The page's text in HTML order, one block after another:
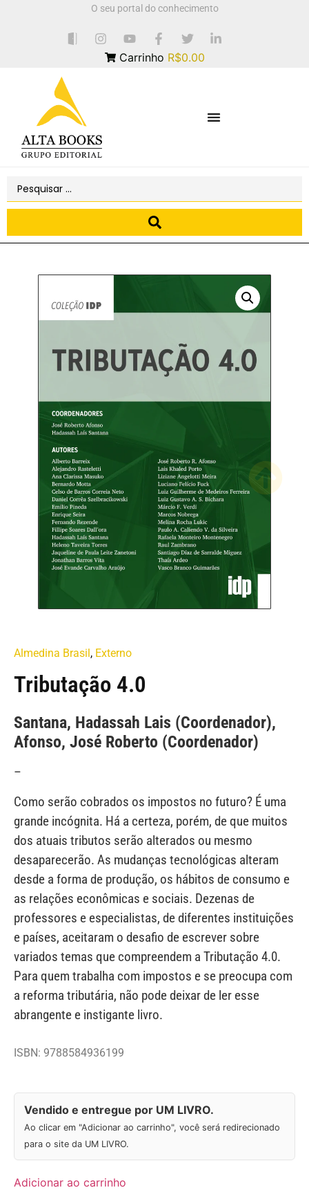
O seu portal do conhecimento
Carrinho R$0.00
Almedina Brasil , Externo
Tributação 4.0
Santana, Hadassah Lais (Coordenador),
Afonso, José Roberto (Coordenador)
–
Como serão cobrados os impostos no futuro? É uma
grande incógnita. Há a certeza, porém, de que muitos
dos atuais tributos serão alterados ou mesmo
desaparecerão. As mudanças tecnológicas alteram
desde a forma de produção, os hábitos de consumo e
as relações econômicas e sociais. Dezenas de
professores e especialistas, de diferentes instituições
e países, aceitaram o desafio de escrever sobre
variados temas que compreendem a Tributação 4.0.
Para quem trabalha com impostos e se preocupa com
a reforma tributária, não pode deixar de ler esse
abrangente e instigante livro.
ISBN: 9788584936199
Vendido e entregue por UM LIVRO.
Ao clicar em "Adicionar ao carrinho", você será redirecionado
para o site da UM LIVRO.
Adicionar ao carrinho